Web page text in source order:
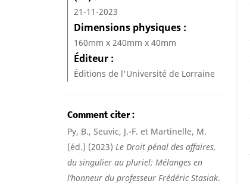
21-11-2023
Dimensions physiques
160mm x 240mm x 40mm
Éditeur
Éditions de l'Université de Lorraine
Comment citer
Py, B., Seuvic, J.-F. et Martinelle, M.
(éd.) (2023) Le Droit pénal des affaires,
du singulier au pluriel: Mélanges en
l’honneur du professeur Frédéric Stasiak.